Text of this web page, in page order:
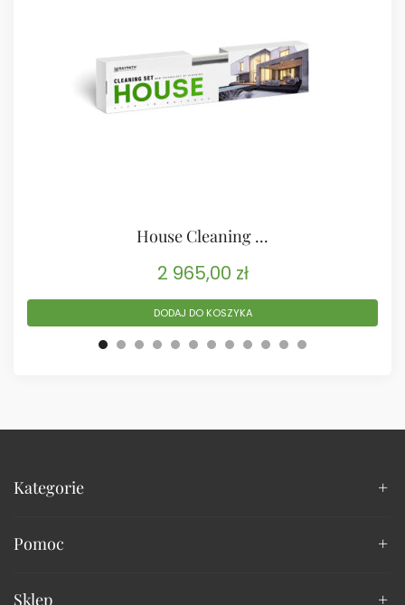
House Cleaning ...
2 965,00 zł
DODAJ DO KOSZYKA
Kategorie
Pomoc
Sklep